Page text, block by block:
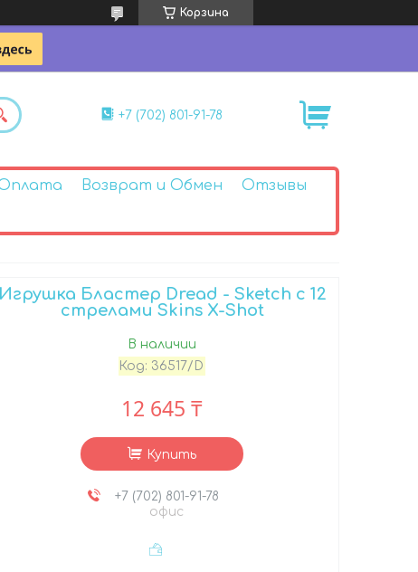
Корзина
+7 (702) 801-91-78
Возврат и Обмен
Отзывы
Игрушка Бластер Dread - Sketch с 12
стрелами Skins X-Shot
В наличии
Код: 36517/D
12 645 ₸
Купить
+7 (702) 801-91-78
офис